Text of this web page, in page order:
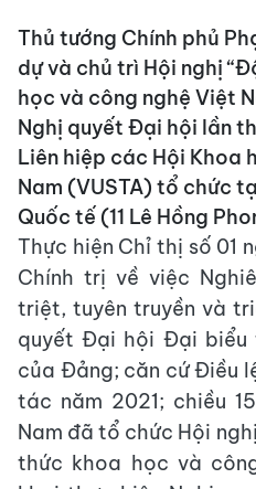
Thủ tướng Chính phủ
dự và chủ trì Hội nghị
học và công nghệ Việt
Nghị quyết Đại hội lần
Liên hiệp các Hội Khoa
Nam (VUSTA) tổ chức
Quốc tế (11 Lê Hồng
Thực hiện Chỉ thị số 01
Chính trị về việc
triệt, tuyên truyền và
quyết Đại hội Đại biểu
của Đảng; căn cứ Điều
tác năm 2021; chiều
Nam đã tổ chức Hội
thức khoa học và